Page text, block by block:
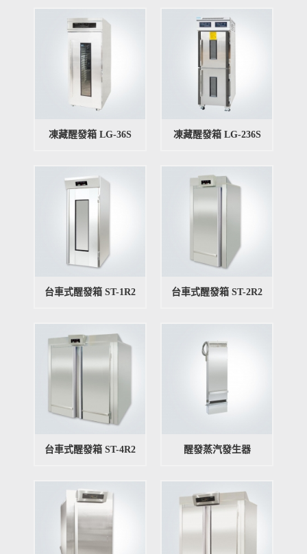
凍藏醒發箱 LG-36S 凍藏醒發箱 LG-236S
台車式醒發箱 ST-1R2 台車式醒發箱 ST-2R2
台車式醒發箱 ST-4R2 醒發蒸汽發生器